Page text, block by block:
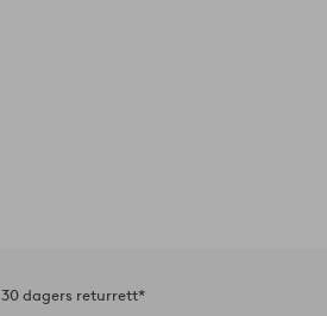
30 dagers returrett*